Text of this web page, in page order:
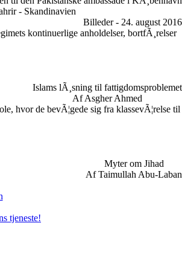
- Skandinavien
Billeder - 24. august 2016
kontinuerlige anholdelser, bortfÃ¸relser
Islams lÃ¸sning til fattigdomsproblemet
Af Asgher Ahmed
hvor de bevÃ¦gede sig fra klassevÃ¦relse til
Myter om Jihad
Af Taimullah Abu-Laban
tjeneste!